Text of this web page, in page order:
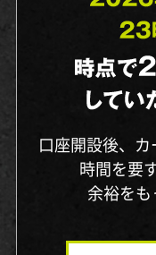
口座開設後、
時間を要
余裕をも